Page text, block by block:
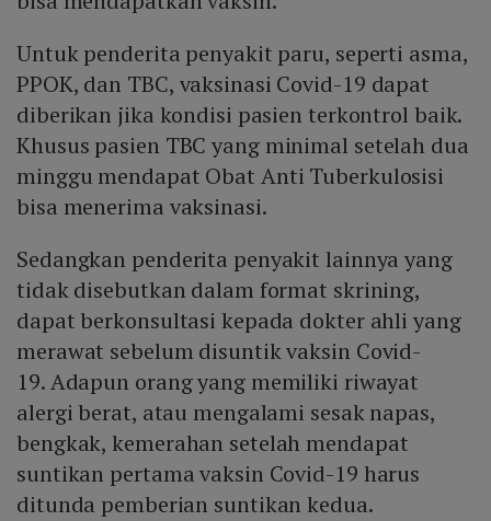
Untuk penderita penyakit paru, seperti asma,
PPOK, dan TBC, vaksinasi Covid-19 dapat
diberikan jika kondisi pasien terkontrol baik.
Khusus pasien TBC yang minimal setelah dua
minggu mendapat Obat Anti Tuberkulosisi
bisa menerima vaksinasi.
Sedangkan penderita penyakit lainnya yang
tidak disebutkan dalam format skrining,
dapat berkonsultasi kepada dokter ahli yang
merawat sebelum disuntik vaksin Covid-
19. Adapun orang yang memiliki riwayat
alergi berat, atau mengalami sesak napas,
bengkak, kemerahan setelah mendapat
suntikan pertama vaksin Covid-19 harus
ditunda pemberian suntikan kedua.